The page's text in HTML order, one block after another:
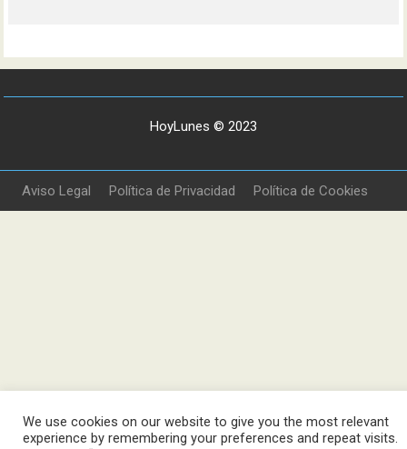
HoyLunes © 2023
We use cookies on our website to give you the most relevant
experience by remembering your preferences and repeat visits.
Aviso Legal Política de Privacidad Política de Cookies